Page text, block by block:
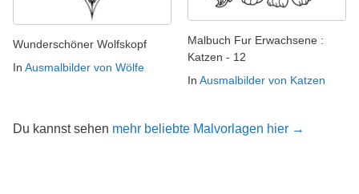
Wunderschöner Wolfskopf
In Ausmalbilder von Wölfe
Malbuch Fur Erwachsene :
Katzen - 12
In Ausmalbilder von Katzen
Du kannst sehen mehr beliebte Malvorlagen hier →